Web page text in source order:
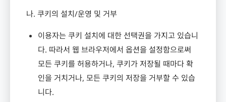
나. 쿠키의 설치/운영 및 거부
이용자는 쿠키 설치에 대한 선택권을 가지고 있습니
다. 따라서 웹 브라우저에서 옵션을 설정함으로써
모든 쿠키를 허용하거나, 쿠키가 저장될 때마다 확
인을 거치거나, 모든 쿠키의 저장을 거부할 수 있습
니다.